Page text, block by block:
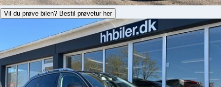
Vil du prøve bilen? Bestil prøvetur her